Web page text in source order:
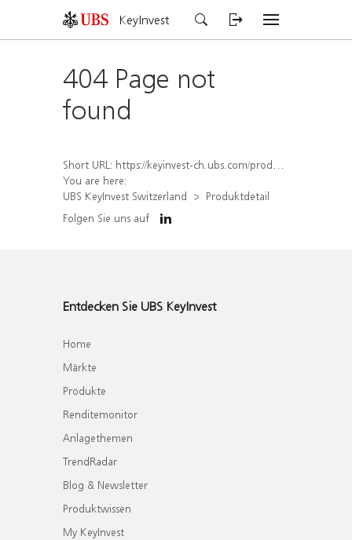
KeyInvest
404 Page not
found
Short URL: https://keyinvest-ch.ubs.com/produkt/detail/index/isin/CH1578380805
You are here:
UBS KeyInvest Switzerland
Produktdetail
Folgen Sie uns auf
Entdecken Sie UBS KeyInvest
Home
Märkte
Produkte
Renditemonitor
Anlagethemen
TrendRadar
Blog & Newsletter
Produktwissen
My KeyInvest